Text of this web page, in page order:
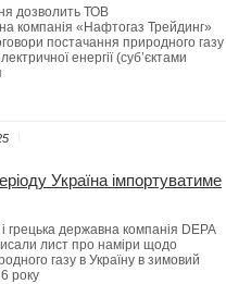
дозволить ТОВ
компанія «Нафтогаз Трейдинг»
постачання природного газу
енергії (суб’єктами
Україна імпортуватиме
грецька державна компанія DEPA
лист про наміри щодо
газу в Україну в зимовий
року